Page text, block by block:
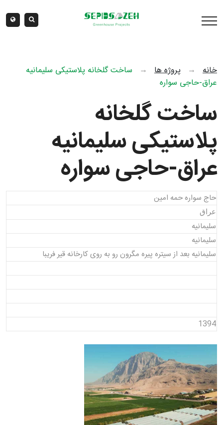
خانه → پروژه ها →
ساخت گلخانه پلاستیکی سلیمانیه
عراق-حاجی سواره
ساخت گلخانه
پلاستیکی سلیمانیه
عراق-حاجی سواره
حاج سواره حمه امین
عراق
سلیمانیه
سلیمانیه
سلیمانیه بعد از سیتره پیره مگرون رو به روی کارخانه قیر فریبا
1394